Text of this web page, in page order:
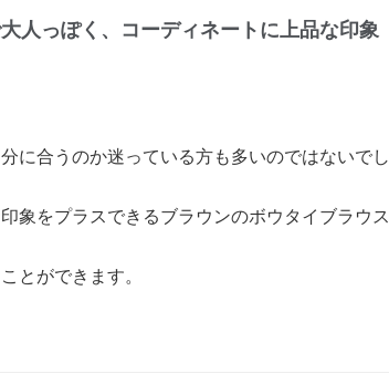
人っぽく、コーディネートに上品な印象
に合うのか迷っている方も多いのではないでし
象をプラスできるブラウンのボウタイブラウス
とができます。